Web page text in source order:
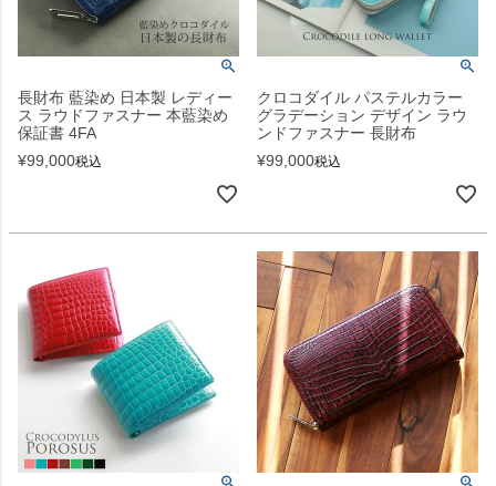
長財布 藍染め 日本製 レディー
ス ラウドファスナー 本藍染め
保証書 4FA
¥99,000税込
クロコダイル パステルカラー
グラデーション デザイン ラウ
ンドファスナー 長財布
¥99,000税込